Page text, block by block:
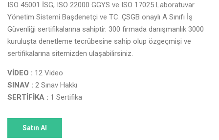
ISO 45001 İSG, ISO 22000 GGYS ve ISO 17025 Laboratuvar
Yönetim Sistemi Başdenetçi ve TC. ÇSGB onaylı A Sınıfı İş
Güvenliği sertifikalarına sahiptir. 300 firmada danışmanlık 3000
kuruluşta denetleme tecrübesine sahip olup özgeçmişi ve
sertifikalarına sitemizden ulaşabilirsiniz.
VİDEO : 12 Video
SINAV : 2 Sınav Hakkı
SERTİFİKA : 1 Sertifika